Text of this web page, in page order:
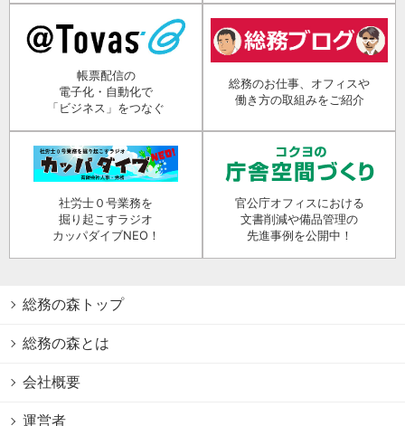
帳票配信の
電子化・自動化で
「ビジネス」をつなぐ
総務のお仕事、オフィスや
働き方の取組みをご紹介
社労士０号業務を
掘り起こすラジオ
カッパダイブNEO！
官公庁オフィスにおける
文書削減や備品管理の
先進事例を公開中！
総務の森トップ
総務の森とは
会社概要
運営者